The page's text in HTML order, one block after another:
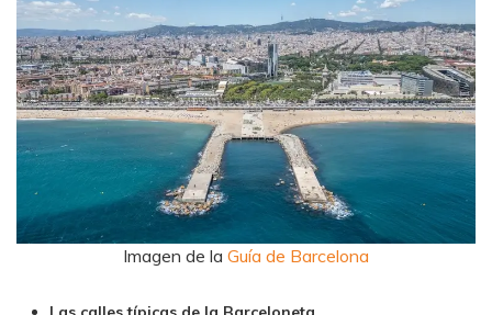
Imagen de la Guía de Barcelona